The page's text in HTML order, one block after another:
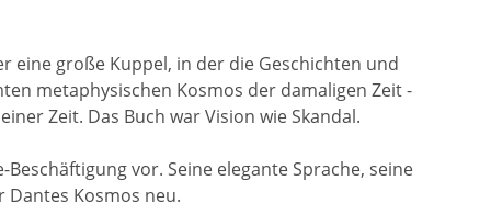
eine große Kuppel, in der die Geschichten und
metaphysischen Kosmos der damaligen Zeit -
Zeit. Das Buch war Vision wie Skandal.
vor. Seine elegante Sprache, seine
Kosmos neu.